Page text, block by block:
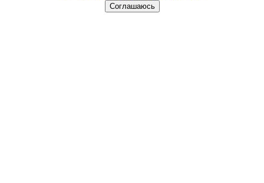
Соглашаюсь